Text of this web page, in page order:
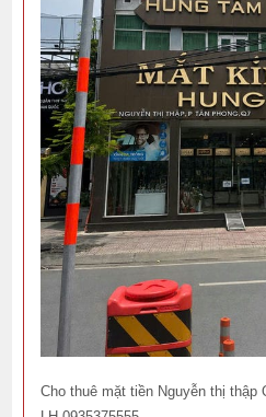
Cho thuê mặt tiền Nguyễn thị thập